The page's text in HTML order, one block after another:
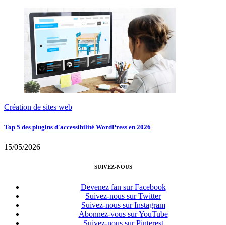
Création de sites web
Top 5 des plugins d'accessibilité WordPress en 2026
15/05/2026
SUIVEZ-NOUS
Devenez fan sur Facebook
Suivez-nous sur Twitter
Suivez-nous sur Instagram
Abonnez-vous sur YouTube